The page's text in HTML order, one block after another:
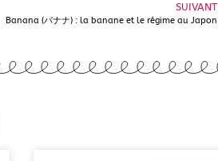
SUIVANT
Banana (バナナ) : la banane et le régime au Japon